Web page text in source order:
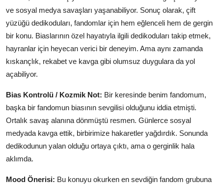
ve sosyal medya savaşları yaşanabiliyor. Sonuç olarak, çift
yüzüğü dedikoduları, fandomlar için hem eğlenceli hem de gergin
bir konu. Biaslarının özel hayatıyla ilgili dedikoduları takip etmek,
hayranlar için heyecan verici bir deneyim. Ama aynı zamanda
kıskançlık, rekabet ve kavga gibi olumsuz duygulara da yol
açabiliyor.
Bias Kontrolü / Kozmik Not: Bir keresinde benim fandomum,
başka bir fandomun biasının sevgilisi olduğunu iddia etmişti.
Ortalık savaş alanına dönmüştü resmen. Günlerce sosyal
medyada kavga ettik, birbirimize hakaretler yağdırdık. Sonunda
dedikodunun yalan olduğu ortaya çıktı, ama o gerginlik hala
aklımda.
Mood Önerisi: Bu konuyu okurken en sevdiğin fandom grubuna